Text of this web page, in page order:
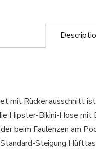
mit Rückenausschnitt
Hipster-Bikini-Hose
beim Faulenzen
Steigung